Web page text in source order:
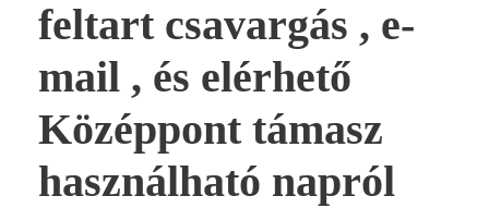
feltart csavargás , e-
mail , és elérhető
Középpont támasz
használható napról